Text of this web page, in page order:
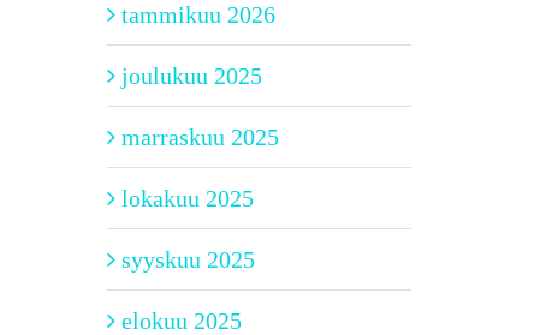
tammikuu 2026
joulukuu 2025
marraskuu 2025
lokakuu 2025
syyskuu 2025
elokuu 2025